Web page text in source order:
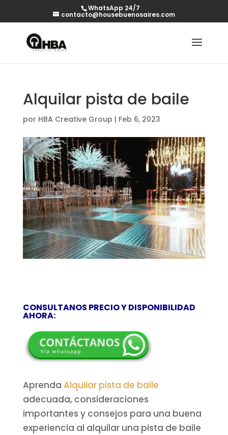
WhatsApp 24/7
contacto@housebuenosaires.com
Alquilar pista de baile
por HBA Creative Group | Feb 6, 2023
CONSULTANOS PRECIO Y DISPONIBILIDAD
AHORA:
Aprenda Alquilar pista de baile
adecuada, consideraciones
importantes y consejos para una buena
experiencia al alquilar una pista de baile